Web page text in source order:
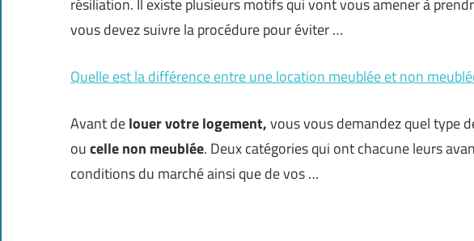
résiliation. Il existe plusieurs motifs qui vont vous amener à
vous devez suivre la procédure pour éviter …
Quelle est la différence entre une location meublée et non
Avant delouer votre logement,vous vous demandez quel type
oucelle non meublée. Deux catégories qui ont chacune leurs
conditions du marché ainsi que de vos …